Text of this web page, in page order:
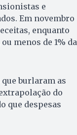
e
Em novembro
enquanto
menos de 1% da
burlaram as
do
que despesas